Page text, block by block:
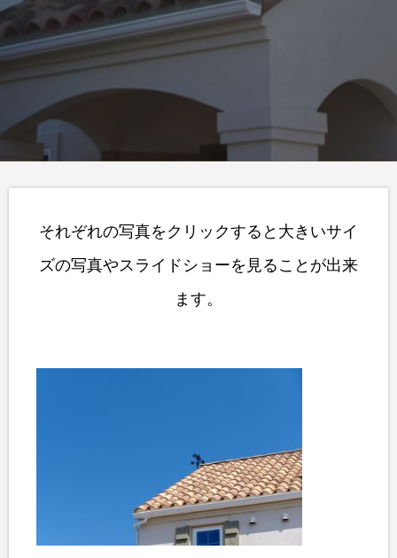
それぞれの写真をクリックすると大きいサイ
ズの写真やスライドショーを見ることが出来
ます。